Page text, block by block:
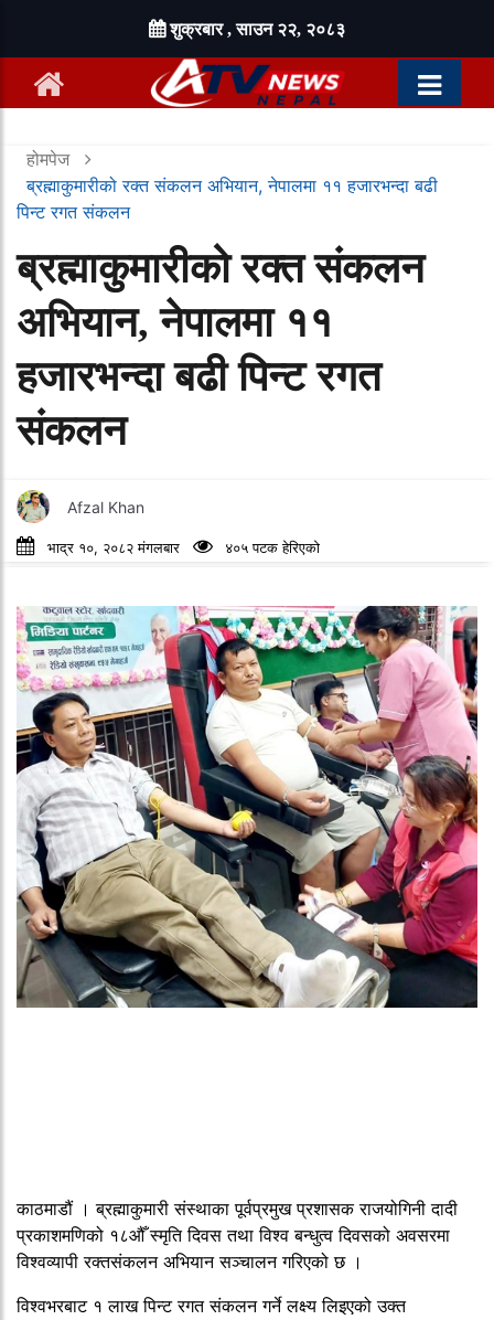
शुक्रबार , साउन २२, २०८३
होमपेज
ब्रह्माकुमारीको रक्त संकलन अभियान, नेपालमा ११ हजारभन्दा बढी
पिन्ट रगत संकलन
ब्रह्माकुमारीको रक्त संकलन
अभियान, नेपालमा ११
हजारभन्दा बढी पिन्ट रगत
संकलन
Afzal Khan
भाद्र १०, २०८२ मंगलबार ४०५ पटक हेरिएको
काठमाडौं । ब्रह्माकुमारी संस्थाका पूर्वप्रमुख प्रशासक राजयोगिनी दादी
प्रकाशमणिको १८औँ स्मृति दिवस तथा विश्व बन्धुत्व दिवसको अवसरमा
विश्वव्यापी रक्तसंकलन अभियान सञ्चालन गरिएको छ ।
विश्वभरबाट १ लाख पिन्ट रगत संकलन गर्ने लक्ष्य लिइएको उक्त